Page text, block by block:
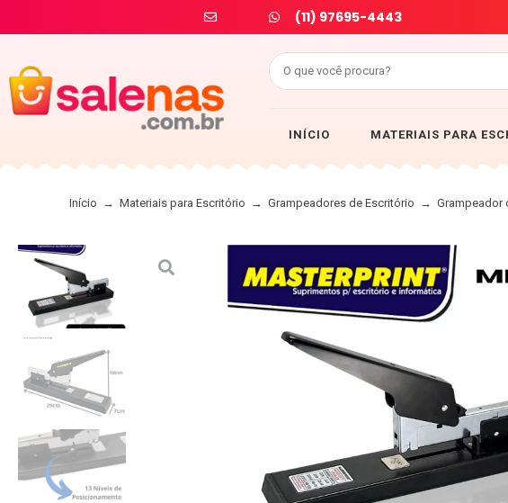
(11) 97695-4443
INÍCIO MATERIAIS PARA
Início → Materiais para Escritório → Grampeadores de Escritório → Grampeador